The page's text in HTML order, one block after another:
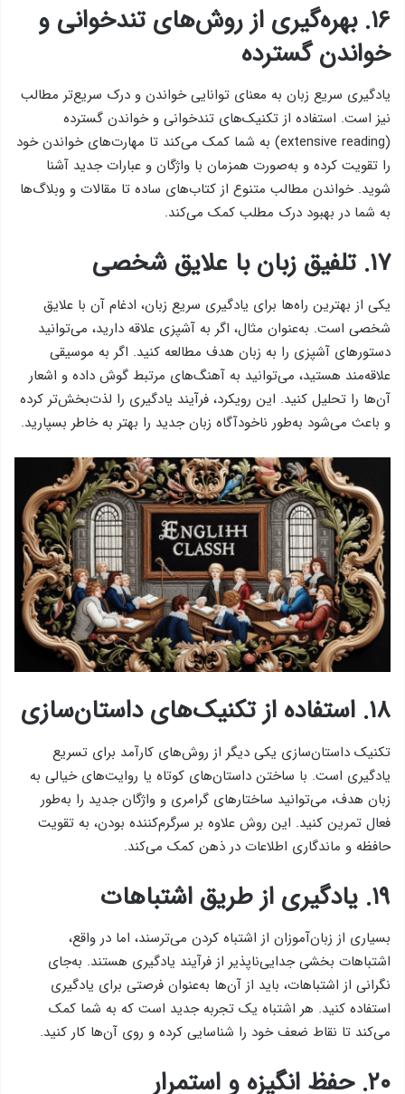
۱۶. بهره‌گیری از روش‌های تندخوانی و
خواندن گسترده
یادگیری سریع زبان به معنای توانایی خواندن و درک سریع‌تر مطالب
نیز است. استفاده از تکنیک‌های تندخوانی و خواندن گسترده
(extensive reading) به شما کمک می‌کند تا مهارت‌های خواندن خود
را تقویت کرده و به‌صورت همزمان با واژگان و عبارات جدید آشنا
شوید. خواندن مطالب متنوع از کتاب‌های ساده تا مقالات و وبلاگ‌ها
به شما در بهبود درک مطلب کمک می‌کند.
۱۷. تلفیق زبان با علایق شخصی
یکی از بهترین راه‌ها برای یادگیری سریع زبان، ادغام آن با علایق
شخصی است. به‌عنوان مثال، اگر به آشپزی علاقه دارید، می‌توانید
دستورهای آشپزی را به زبان هدف مطالعه کنید. اگر به موسیقی
علاقه‌مند هستید، می‌توانید به آهنگ‌های مرتبط گوش داده و اشعار
آن‌ها را تحلیل کنید. این رویکرد، فرآیند یادگیری را لذت‌بخش‌تر کرده
و باعث می‌شود به‌طور ناخودآگاه زبان جدید را بهتر به خاطر بسپارید.
۱۸. استفاده از تکنیک‌های داستان‌سازی
تکنیک داستان‌سازی یکی دیگر از روش‌های کارآمد برای تسریع
یادگیری است. با ساختن داستان‌های کوتاه یا روایت‌های خیالی به
زبان هدف، می‌توانید ساختارهای گرامری و واژگان جدید را به‌طور
فعال تمرین کنید. این روش علاوه بر سرگرم‌کننده بودن، به تقویت
حافظه و ماندگاری اطلاعات در ذهن کمک می‌کند.
۱۹. یادگیری از طریق اشتباهات
بسیاری از زبان‌آموزان از اشتباه کردن می‌ترسند، اما در واقع،
اشتباهات بخشی جدایی‌ناپذیر از فرآیند یادگیری هستند. به‌جای
نگرانی از اشتباهات، باید از آن‌ها به‌عنوان فرصتی برای یادگیری
استفاده کنید. هر اشتباه یک تجربه جدید است که به شما کمک
می‌کند تا نقاط ضعف خود را شناسایی کرده و روی آن‌ها کار کنید.
۲۰. حفظ انگیزه و استمرار